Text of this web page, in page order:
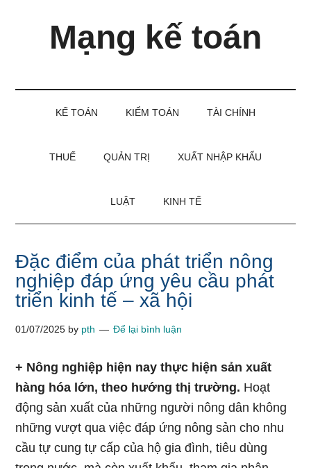
Mạng kế toán
KẾ TOÁN KIỂM TOÁN TÀI CHÍNH
THUẾ QUẢN TRỊ XUẤT NHẬP KHẨU
LUẬT KINH TẾ
Đặc điểm của phát triển nông
nghiệp đáp ứng yêu cầu phát
triển kinh tế – xã hội
01/07/2025 by pth Để lại bình luận
+ Nông nghiệp hiện nay thực hiện sản xuất
hàng hóa lớn, theo hướng thị trường. Hoạt
động sản xuất của những người nông dân không
những vượt qua việc đáp ứng nông sản cho nhu
cầu tự cung tự cấp của hộ gia đình, tiêu dùng